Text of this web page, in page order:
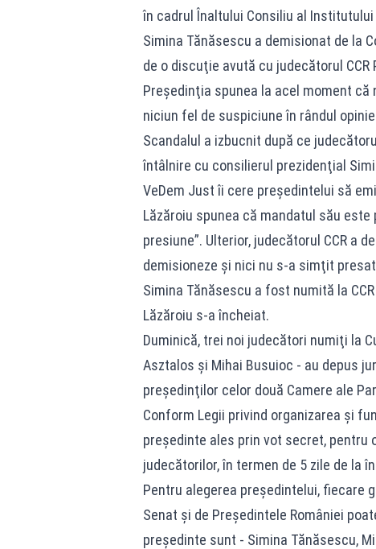
în cadrul Înaltului Consiliu al
Simina Tănăsescu a demisionat de la
de o discuţie avută cu judecătorul
Preşedinţia spunea la acel moment
niciun fel de suspiciune în rândul
Scandalul a izbucnit după ce
întâlnire cu consilierul prezidenţial
VeDem Just îi cere preşedintelui să
Lăzăroiu spunea că mandatul său
presiune”. Ulterior, judecătorul CCR a
demisioneze şi nici nu s-a simţit
Simina Tănăsescu a fost numită la
Lăzăroiu s-a încheiat.
Duminică, trei noi judecători numiţi la
Asztalos şi Mihai Busuioc - au depus
preşedinţilor celor două Camere ale
Conform Legii privind organizarea şi
preşedinte ales prin vot secret, pentru
judecătorilor, în termen de 5 zile de la
Pentru alegerea preşedintelui, fiecare
Senat şi de Preşedintele României
preşedinte sunt - Simina Tănăsescu,